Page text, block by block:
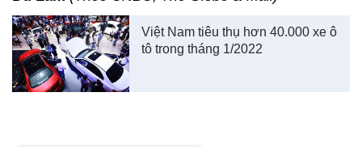
Việt Nam tiêu thụ hơn 40.000 xe ô
tô trong tháng 1/2022